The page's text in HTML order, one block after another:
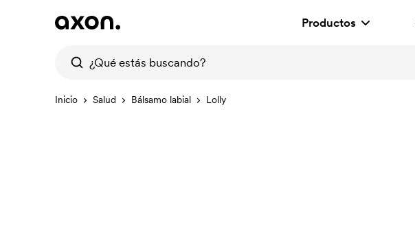
Productos
Inicio Salud Bálsamo labial Lolly